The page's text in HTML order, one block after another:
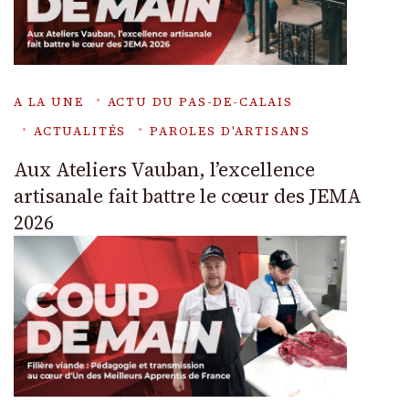
A LA UNE
ACTU DU PAS-DE-CALAIS
ACTUALITÉS
PAROLES D'ARTISANS
Aux Ateliers Vauban, l’excellence
artisanale fait battre le cœur des JEMA
2026